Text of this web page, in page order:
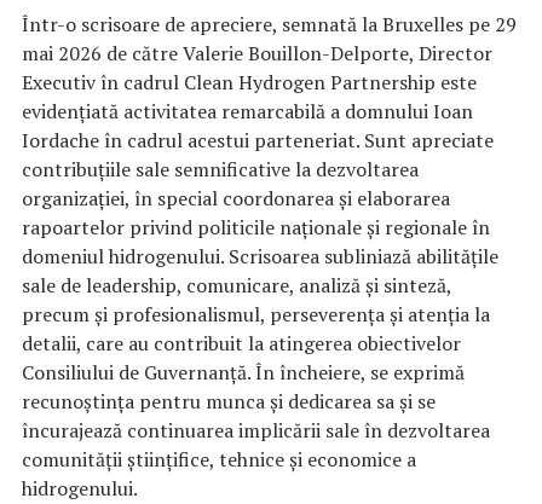
Într-o scrisoare de apreciere, semnată la Bruxelles pe 29
mai 2026 de către Valerie Bouillon-Delporte, Director
Executiv în cadrul Clean Hydrogen Partnership este
evidențiată activitatea remarcabilă a domnului Ioan
Iordache în cadrul acestui parteneriat. Sunt apreciate
contribuțiile sale semnificative la dezvoltarea
organizației, în special coordonarea și elaborarea
rapoartelor privind politicile naționale și regionale în
domeniul hidrogenului. Scrisoarea subliniază abilitățile
sale de leadership, comunicare, analiză și sinteză,
precum și profesionalismul, perseverența și atenția la
detalii, care au contribuit la atingerea obiectivelor
Consiliului de Guvernanță. În încheiere, se exprimă
recunoștința pentru munca și dedicarea sa și se
încurajează continuarea implicării sale în dezvoltarea
comunității științifice, tehnice și economice a
hidrogenului.